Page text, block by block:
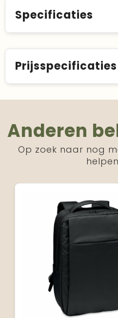
Specificaties
Prijsspecificaties
Anderen
Op zoek naar nog